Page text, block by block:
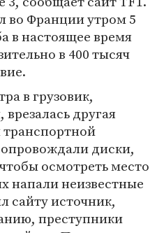
во Франции утром 5
в настоящее время
в 400 тысяч
в грузовик,
другая
диски,
осмотреть место
напали неизвестные
сайту источник,
преступники